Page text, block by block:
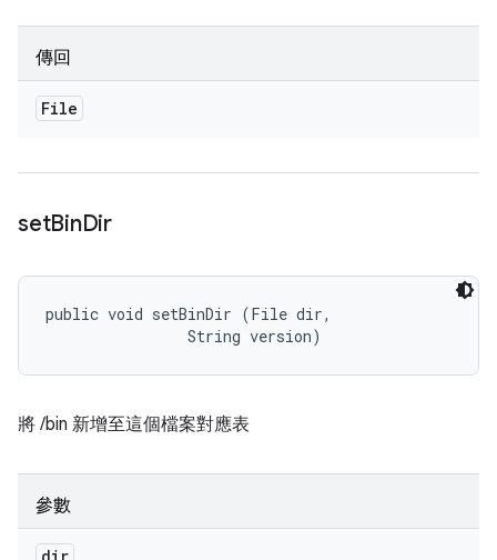
傳回
File
setBinDir
public void setBinDir (File dir,
                String version)
將 /bin 新增至這個檔案對應表
參數